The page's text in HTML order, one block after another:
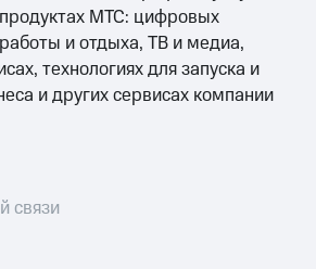
МТС: цифровых
и отдыха, ТВ и медиа,
технологиях для запуска и
и других сервисах компании
связи